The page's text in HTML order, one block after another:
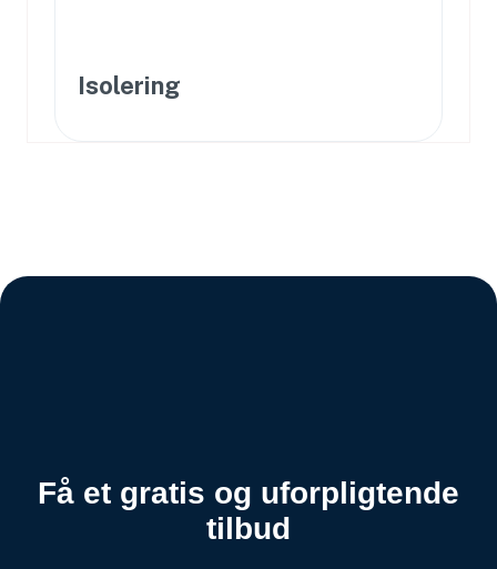
Isolering
Få et gratis og uforpligtende
tilbud